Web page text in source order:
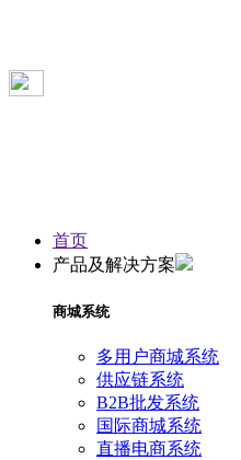
首页
产品及解决方案
商城系统
多用户商城系统
供应链系统
B2B批发系统
国际商城系统
直播电商系统